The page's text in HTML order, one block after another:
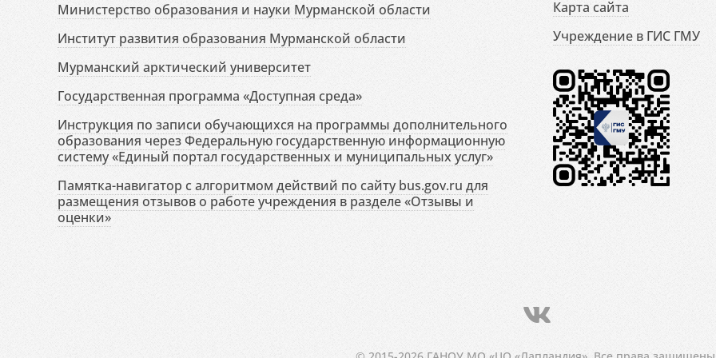
Министерство образования и науки Мурманской области
Институт развития образования Мурманской области
Мурманский арктический университет
Государственная программа «Доступная среда»
Инструкция по записи обучающихся на программы дополнительного
образования через Федеральную государственную информационную
систему «Единый портал государственных и муниципальных услуг»
Памятка-навигатор с алгоритмом действий по сайту bus.gov.ru для
размещения отзывов о работе учреждения в разделе «Отзывы и
оценки»
Карта сайта
Учреждение в ГИС ГМУ